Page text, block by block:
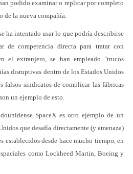
podido examinar o replicar por completo
de la nueva compañía.
ha intentado usar lo que podría describirse
de competencia directa para tratar con
el extranjero, se han empleado "trucos
disruptivas dentro de los Estados Unidos
falsos sindicatos de complicar las fábricas
un ejemplo de esto.
SpaceX es otro ejemplo de un
que desafía directamente (y amenaza)
establecidos desde hace mucho tiempo, en
como Lockheed Martin, Boeing y